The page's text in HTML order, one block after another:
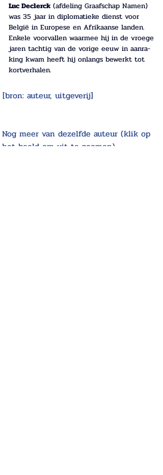
Luc Declerck (afdeling Graafschap Namen)
was 35 jaar in diplo­matieke dienst voor
België in Europese en Afri­kaanse landen.
Enkele voorvallen waarmee hij in de vroege
jaren tachtig van de vorige eeuw in aan­ra­
king kwam heeft hij onlangs bewerkt tot
kortverhalen.
[bron: auteur, uitgeverij]
Nog meer van dezelfde auteur (klik op
het beeld om uit te zoomen)